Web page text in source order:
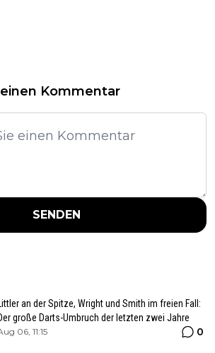
Kommentar
SENDEN
an der Spitze, Wright und Smith im freien Fall:
große Darts-Umbruch der letzten zwei Jahre
06, 11:15 0